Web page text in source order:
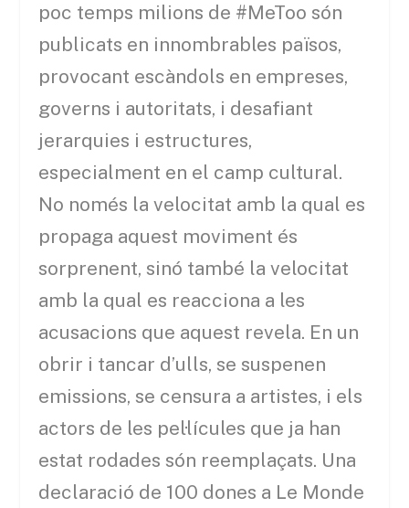
poc temps milions de #MeToo són
publicats en innombrables països,
provocant escàndols en empreses,
governs i autoritats, i desafiant
jerarquies i estructures,
especialment en el camp cultural.
No només la velocitat amb la qual es
propaga aquest moviment és
sorprenent, sinó també la velocitat
amb la qual es reacciona a les
acusacions que aquest revela. En un
obrir i tancar d’ulls, se suspenen
emissions, se censura a artistes, i els
actors de les pel·lícules que ja han
estat rodades són reemplaçats. Una
declaració de 100 dones a Le Monde